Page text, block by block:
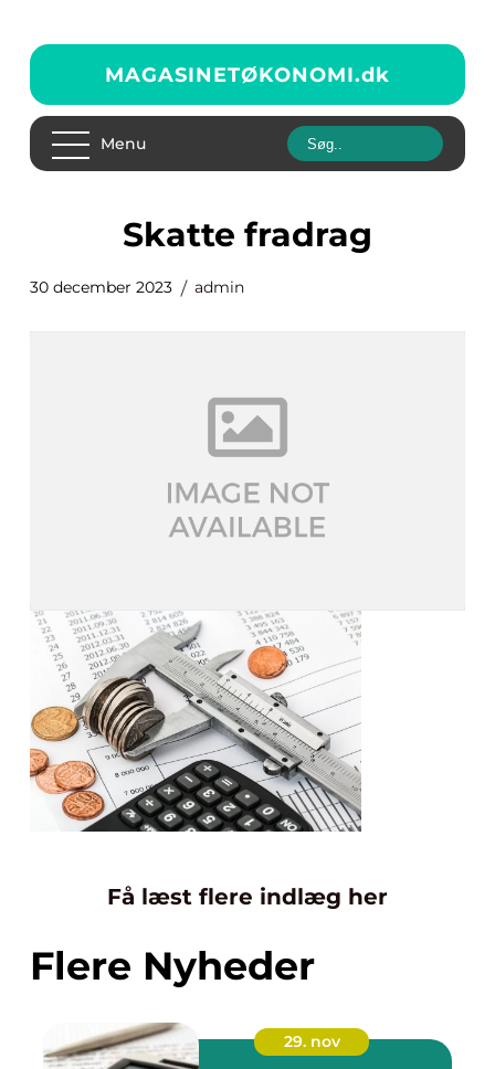
MAGASINETØKONOMI.dk
Menu
skatte fradrag
30 december 2023 admin
Få læst flere indlæg her
Flere Nyheder
29. nov